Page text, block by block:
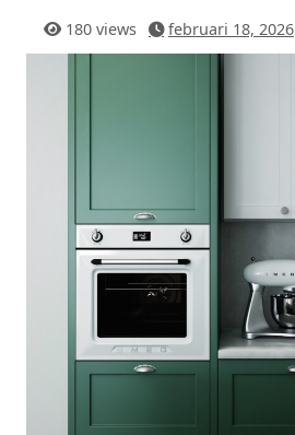
180 views februari 18, 2026